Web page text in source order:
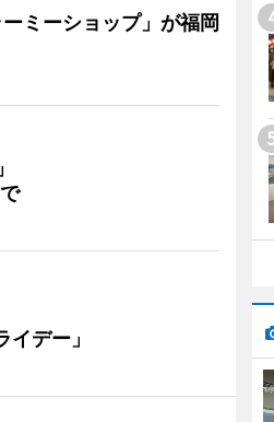
ミーショップ」が福岡
デー」